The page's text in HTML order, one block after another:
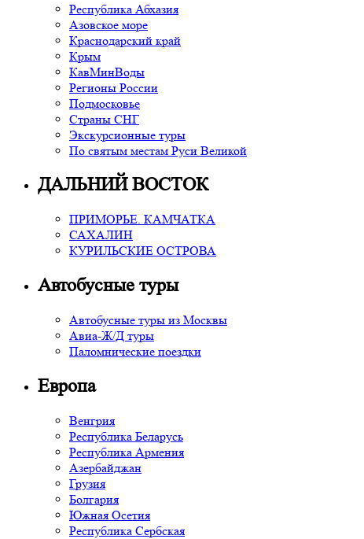
Республика Абхазия
Азовское море
Краснодарский край
Крым
КавМинВоды
Регионы России
Подмосковье
Страны СНГ
Экскурсионные туры
По святым местам Руси Великой
ДАЛЬНИЙ ВОСТОК
ПРИМОРЬЕ. КАМЧАТКА
САХАЛИН
КУРИЛЬСКИЕ ОСТРОВА
Автобусные туры
Автобусные туры из Москвы
Авиа-Ж/Д туры
Паломнические поездки
Европа
Венгрия
Республика Беларусь
Республика Армения
Азербайджан
Грузия
Болгария
Южная Осетия
Республика Сербская